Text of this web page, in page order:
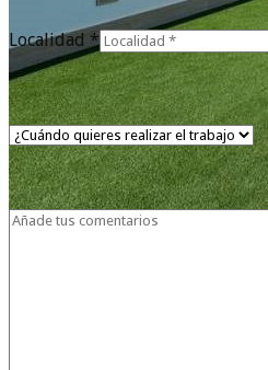
Localidad *